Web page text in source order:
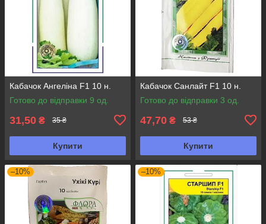
Кабачок Ангеліна F1 10 н.
Готово до відправки 9 од.
31,50 ₴ 35 ₴
Купити
Кабачок Санлайт F1 10 н.
Готово до відправки 3 од.
47,70 ₴ 53 ₴
Купити
–10% –10%